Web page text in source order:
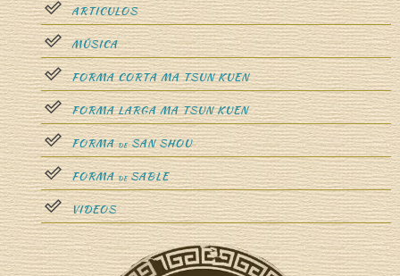
ARTICULOS
MÚSICA
FORMA CORTA MA TSUN KUEN
FORMA LARGA MA TSUN KUEN
FORMADESAN SHOU
FORMADESABLE
VIDEOS